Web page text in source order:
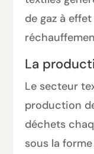
de gaz à
La
Le secteur
production
déchets
sous la